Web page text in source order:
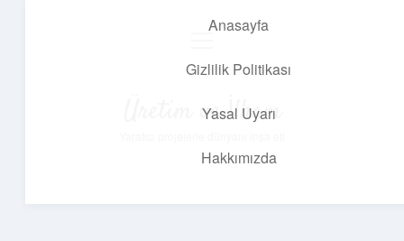
Anasayfa
Gizlilik Politikası
Yasal Uyarı
Hakkımızda
Üretim ve İlham